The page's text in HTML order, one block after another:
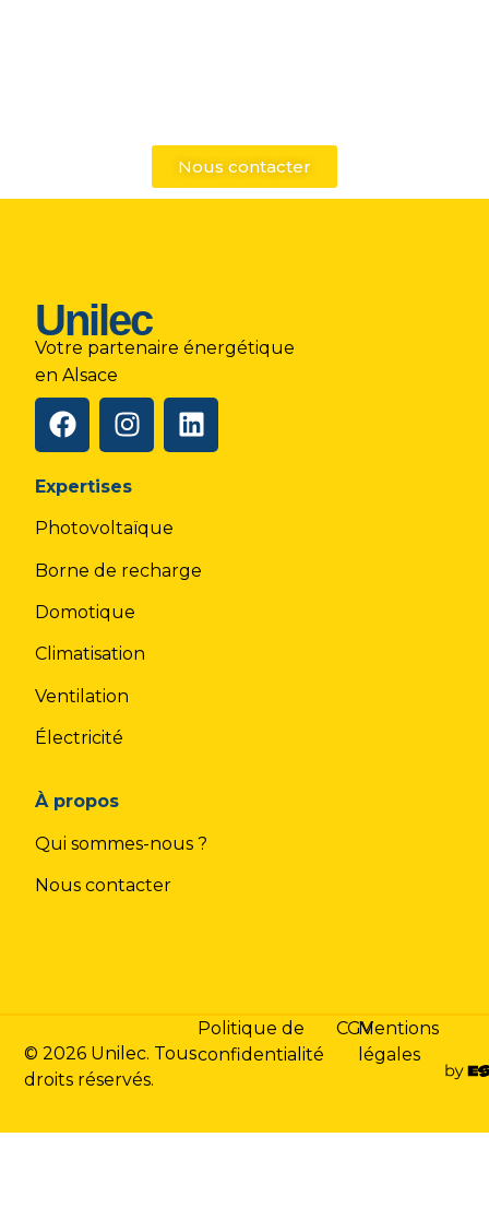
Nous contacter
Unilec
Votre partenaire énergétique
en Alsace
Expertises
Photovoltaïque
Borne de recharge
Domotique
Climatisation
Ventilation
Électricité
À propos
Qui sommes-nous ?
Nous contacter
© 2026 Unilec. Tous
droits réservés.
Politique de
confidentialité
CGVMentions
légales